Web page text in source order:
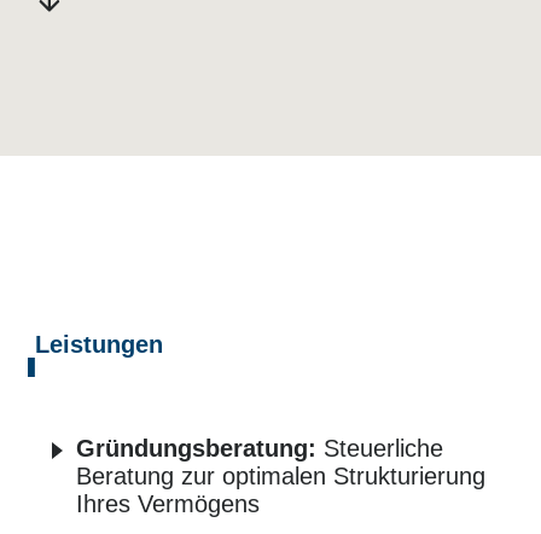
Leistungen
Gründungsberatung: Steuerliche
Beratung zur optimalen Strukturierung
Ihres Vermögens